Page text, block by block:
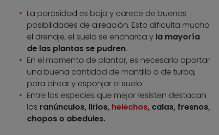
La porosidad es baja y carece de buenas
posibilidades de aireación. Esto dificulta mucho
el drenaje, el suelo se encharca y la mayoría
de las plantas se pudren.
En el momento de plantar, es necesario aportar
una buena cantidad de mantillo o de turba,
para airear y esponjar el suelo.
Entre las especies que mejor resisten destacan
los ranúnculos, lirios, helechos, calas, fresnos,
chopos o abedules.